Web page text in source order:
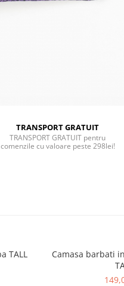
TRANSPORT GRATUIT
TRANSPORT GRATUIT pentru
comenzile cu valoare peste 298lei!
Camasa barbati inalti slim fit alba TALL
Camasa barbati